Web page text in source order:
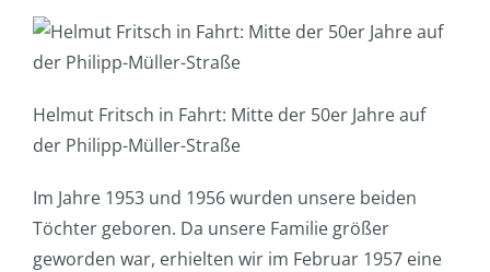
Helmut Fritsch in Fahrt: Mitte der 50er Jahre auf
der Philipp-Müller-Straße
Im Jahre 1953 und 1956 wurden unsere beiden
Töchter geboren. Da unsere Familie größer
geworden war, erhielten wir im Februar 1957 eine